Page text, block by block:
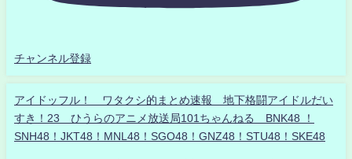
チャンネル登録
アイドッフル！ ワタクシ的まとめ速報 地下格闘アイドルだい
すき！23 ひうらのアニメ放送局101ちゃんねる BNK48 ！
SNH48！JKT48！MNL48！SGO48！GNZ48！STU48！SKE48